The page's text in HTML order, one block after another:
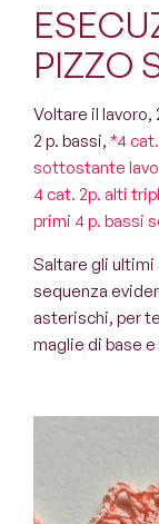
PIZZO
Voltare il lavoro,
2 p. bassi, *4
sottostante
4 cat. 2p. alti
primi 4 p. bassi
Saltare gli
sequenza
asterischi, per
maglie di base